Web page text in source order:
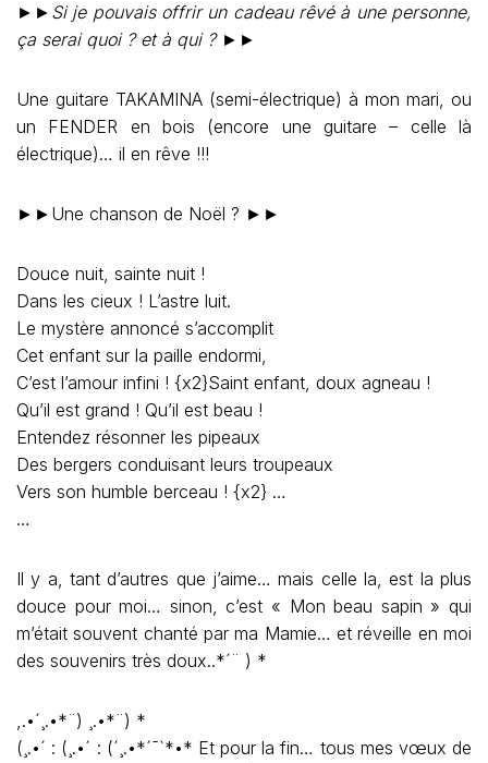
►► Si je pouvais offrir un cadeau rêvé à une personne,
ça serai quoi ? et à qui ?►►
Une guitare TAKAMINA (semi-électrique) à mon mari, ou
un FENDER en bois (encore une guitare – celle là
électrique)… il en rêve !!!
►►Une chanson de Noël ? ►►
Douce nuit, sainte nuit !
Dans les cieux ! L’astre luit.
Le mystère annoncé s’accomplit
Cet enfant sur la paille endormi,
C’est l’amour infini ! {x2}Saint enfant, doux agneau !
Qu’il est grand ! Qu’il est beau !
Entendez résonner les pipeaux
Des bergers conduisant leurs troupeaux
Vers son humble berceau ! {x2} …
…
Il y a, tant d’autres que j’aime… mais celle la, est la plus
douce pour moi… sinon, c’est « Mon beau sapin » qui
m’était souvent chanté par ma Mamie… et réveille en moi
des souvenirs très doux..*´¨ ) *
,.•´¸.•*¨) ¸.•*¨) *
(¸.•´ : (¸.•´ : (´¸.•*´¯`*•* Et pour la fin… tous mes vœux de